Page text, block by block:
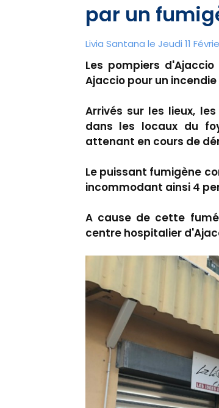
par un
Livia Santana le Jeudi 11
Les pompiers
Ajaccio pour un incendie
Arrivés sur les lieux,
dans les locaux du
attenant en cours de
Le puissant fumigène
incommodant ainsi 4
A cause de cette
centre hospitalier